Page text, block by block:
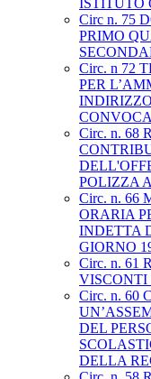
ISTITUTO
Circ n. 75
PRIMO
Circ. n 72
PER
Circ. n. 68
POLIZZA
Circ. n. 66
ORARIA
INDETTA
GIORNO
Circ. n. 61
VISCONTI
Circ. n. 60
DEL
DELLA